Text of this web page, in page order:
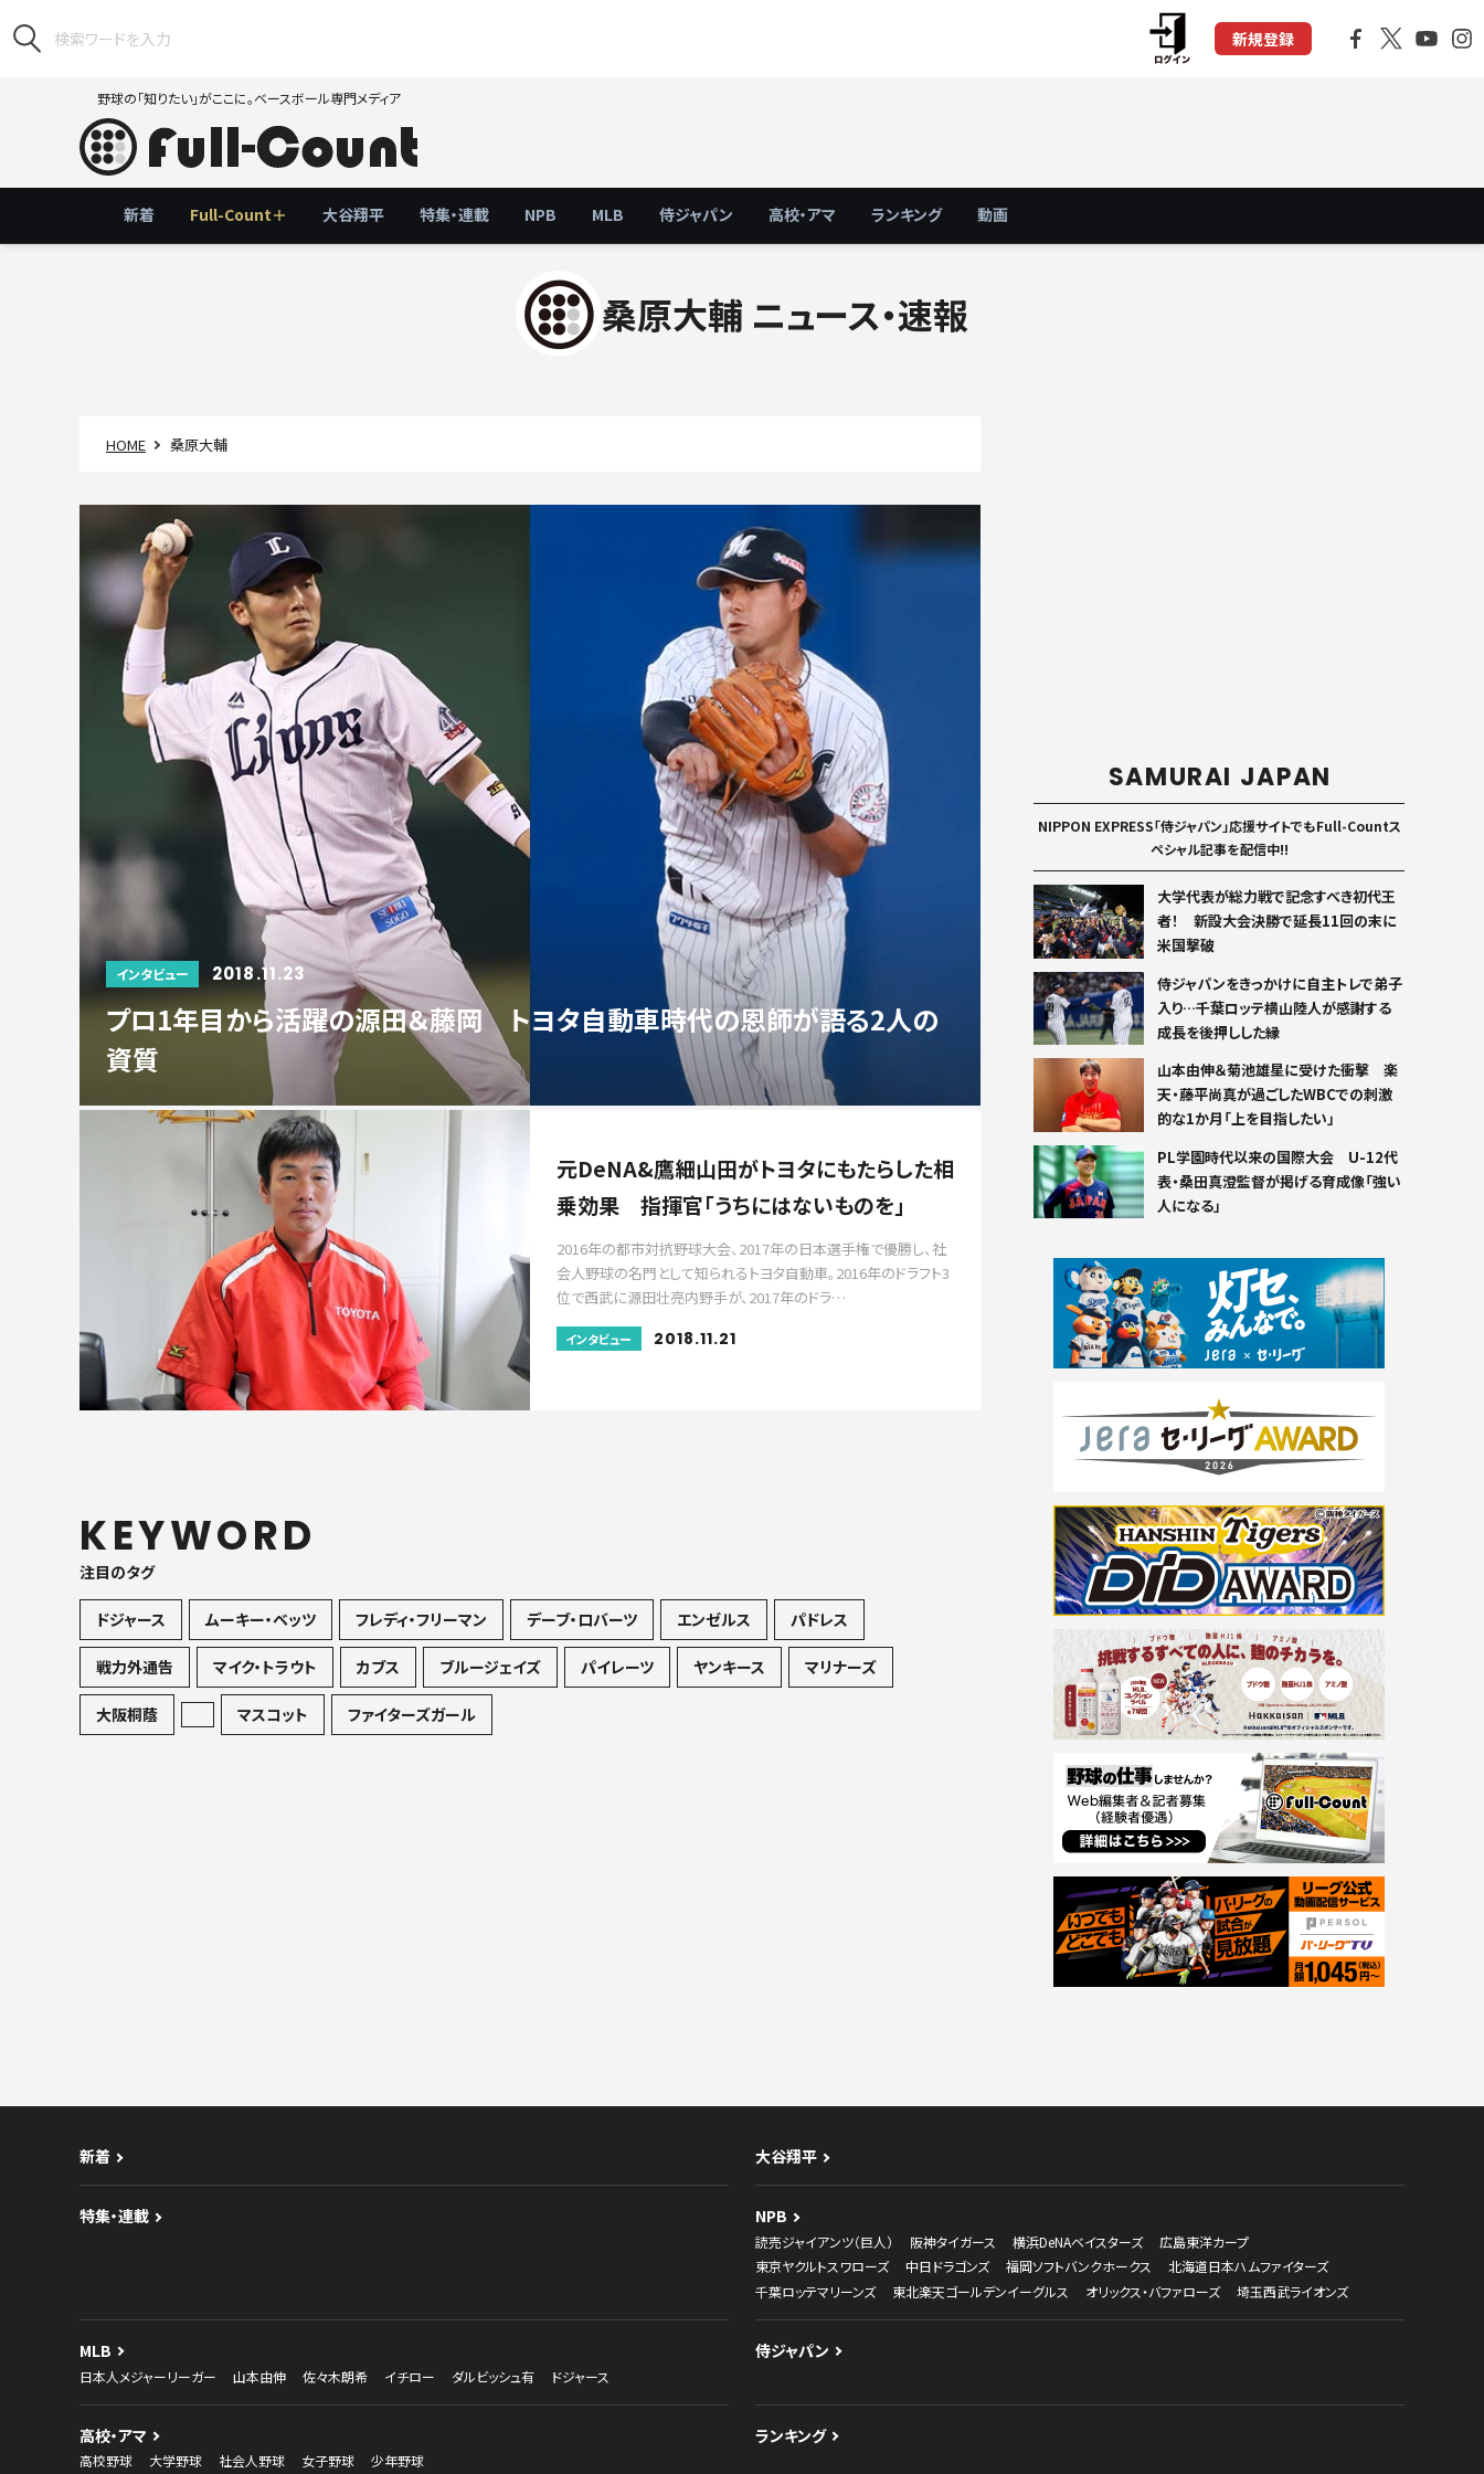
新規登録
野球の「知りたい」がここに。ベースボール専門メディア
新着 Full-Count＋ 大谷翔平 特集・連載 NPB MLB 侍ジャパン 高校・アマ ランキング 動画
桑原大輔 ニュース・速報
HOME 桑原大輔
インタビュー 2018.11.23
プロ1年目から活躍の源田＆藤岡 トヨタ自動車時代の恩師が語る2人の
資質
元DeNA&鷹細山田がトヨタにもたらした相
乗効果 指揮官「うちにはないものを」
2016年の都市対抗野球大会、2017年の日本選手権で優勝し、社
会人野球の名門として知られるトヨタ自動車。2016年のドラフト3
位で西武に源田壮亮内野手が、2017年のドラ…
インタビュー 2018.11.21
KEYWORD
注目のタグ
ドジャース ムーキー・ベッツ フレディ・フリーマン デーブ・ロバーツ エンゼルス パドレス
戦力外通告 マイク・トラウト カブス ブルージェイズ パイレーツ ヤンキース マリナーズ
大阪桐蔭 マスコット ファイターズガール
SAMURAI JAPAN
NIPPON EXPRESS「侍ジャパン」応援サイトでもFull-Countス
ペシャル記事を配信中!!
大学代表が総力戦で記念すべき初代王
者！ 新設大会決勝で延長11回の末に
米国撃破
侍ジャパンをきっかけに自主トレで弟子
入り…千葉ロッテ横山陸人が感謝する
成長を後押しした縁
山本由伸＆菊池雄星に受けた衝撃 楽
天・藤平尚真が過ごしたWBCでの刺激
的な1か月「上を目指したい」
PL学園時代以来の国際大会 U-12代
表・桑田真澄監督が掲げる育成像「強い
人になる」
新着 大谷翔平
特集・連載 NPB
読売ジャイアンツ（巨人） 阪神タイガース 横浜DeNAベイスターズ
広島東洋カープ
東京ヤクルトスワローズ
中日ドラゴンズ 福岡ソフトバンクホークス
北海道日本ハムファイターズ
千葉ロッテマリーンズ
東北楽天ゴールデンイーグルス オリックス・バファローズ 埼玉西武ライオンズ
MLB
日本人メジャーリーガー 山本由伸 佐々木朗希 イチロー ダルビッシュ有 ドジャース
侍ジャパン
高校・アマ
高校野球 大学野球 社会人野球 女子野球 少年野球
ランキング